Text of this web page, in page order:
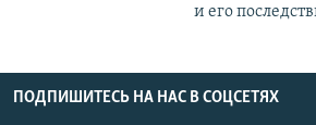
и его
ПОДПИШИТЕСЬ НА НАС В СОЦСЕТЯХ